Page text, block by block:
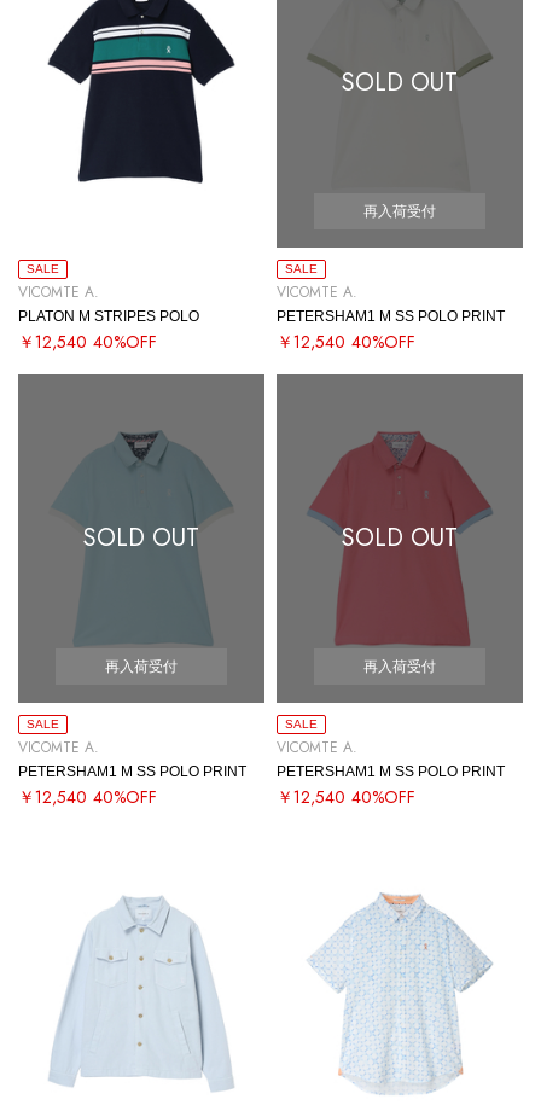
SALE
VICOMTE A.
PLATON M STRIPES POLO
￥12,540 40%OFF
SOLD OUT
再入荷受付
SALE
VICOMTE A.
PETERSHAM1 M SS POLO PRINT
￥12,540 40%OFF
SOLD OUT
再入荷受付
SALE
VICOMTE A.
PETERSHAM1 M SS POLO PRINT
￥12,540 40%OFF
SOLD OUT
再入荷受付
SALE
VICOMTE A.
PETERSHAM1 M SS POLO PRINT
￥12,540 40%OFF